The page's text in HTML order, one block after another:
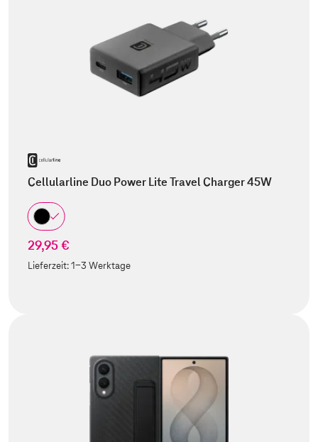
Cellularline Duo Power Lite Travel Charger 45W
29,95 €
Lieferzeit:1-3 Werktage